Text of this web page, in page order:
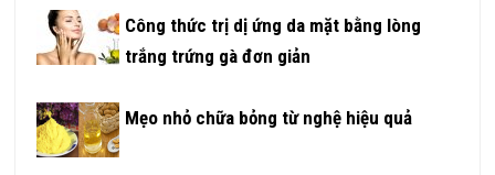
Công thức trị dị ứng da mặt bằng lòng
trắng trứng gà đơn giản
Mẹo nhỏ chữa bỏng từ nghệ hiệu quả